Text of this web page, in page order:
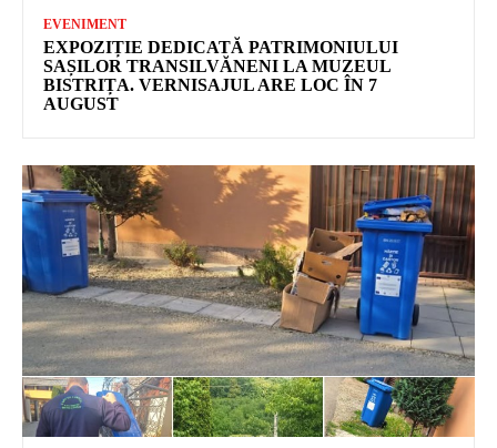
EVENIMENT
EXPOZIȚIE DEDICATĂ PATRIMONIULUI
SAȘILOR TRANSILVĂNENI LA MUZEUL
BISTRIȚA. VERNISAJUL ARE LOC ÎN 7
AUGUST